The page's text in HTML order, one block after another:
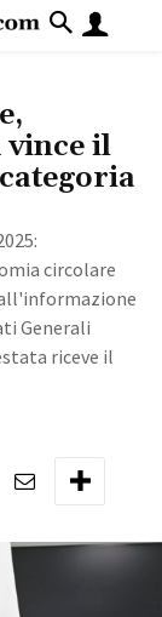
vince il
circolare
Generali
riceve il